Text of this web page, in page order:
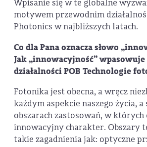
Wpisanie się w te globalne
motywem przewodnim
Photonics w najbliższych latach.
Co dla Pana oznacza słowo
Jak „innowacyjność”
działalności POB Technologie
Fotonika jest obecna, a wręcz
każdym aspekcie naszego życia,
obszarach zastosowań, w
innowacyjny charakter. Obszary
takie zagadnienia jak: optyczne